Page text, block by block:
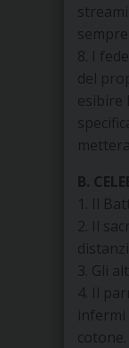
8. I
del
esibire
B.
1. Il
2. Il
3. Gli
4. Il
infermi